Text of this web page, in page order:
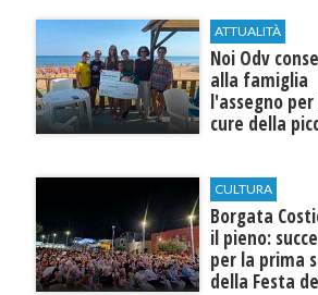
ATTUALITÀ
Noi Odv
alla famiglia
l'assegno per
cure della
CULTURA
​Borgata
il pieno:
per la prima
della Festa